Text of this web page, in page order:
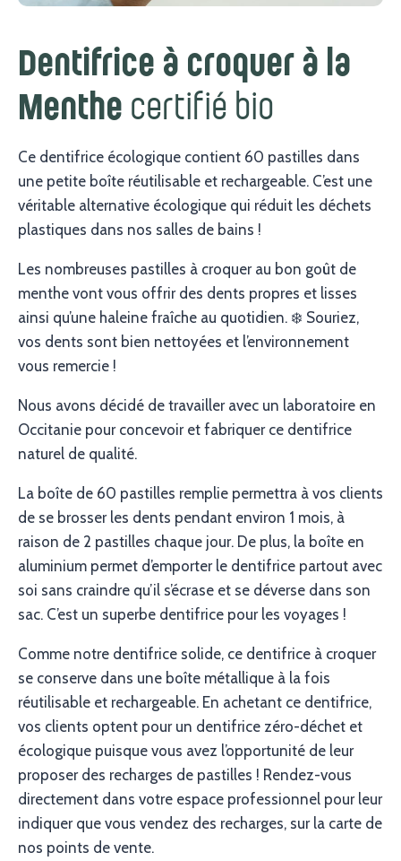
Dentifrice à croquer à la
Menthe certifié bio
Ce dentifrice écologique contient 60 pastilles dans
une petite boîte réutilisable et rechargeable. C’est une
véritable alternative écologique qui réduit les déchets
plastiques dans nos salles de bains !
Les nombreuses pastilles à croquer au bon goût de
menthe vont vous offrir des dents propres et lisses
ainsi qu’une haleine fraîche au quotidien. ❄️ Souriez,
vos dents sont bien nettoyées et l’environnement
vous remercie !
Nous avons décidé de travailler avec un laboratoire en
Occitanie pour concevoir et fabriquer ce dentifrice
naturel de qualité.
La boîte de 60 pastilles remplie permettra à vos clients
de se brosser les dents pendant environ 1 mois, à
raison de 2 pastilles chaque jour. De plus, la boîte en
aluminium permet d’emporter le dentifrice partout avec
soi sans craindre qu’il s’écrase et se déverse dans son
sac. C’est un superbe dentifrice pour les voyages !
Comme notre dentifrice solide, ce dentifrice à croquer
se conserve dans une boîte métallique à la fois
réutilisable et rechargeable. En achetant ce dentifrice,
vos clients optent pour un dentifrice zéro-déchet et
écologique puisque vous avez l’opportunité de leur
proposer des recharges de pastilles ! Rendez-vous
directement dans votre espace professionnel pour leur
indiquer que vous vendez des recharges, sur la carte de
nos points de vente.